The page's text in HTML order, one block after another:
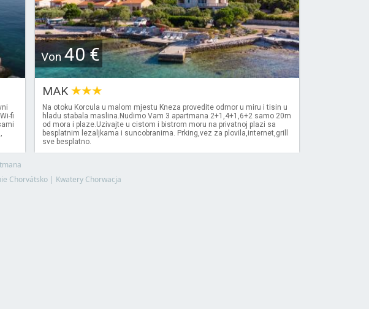
fi
Von 40 €
MAK
Na otoku Korcula u malom mjestu Kneza provedite odmor u miru i tisin u
hladu stabala maslina.Nudimo Vam 3 apartmana 2+1,4+1,6+2 samo 20m
od mora i plaze.Uzivajte u cistom i bistrom moru na privatnoj plazi sa
besplatnim lezaljkama i suncobranima. Prking,vez za plovila,internet,grill
sve besplatno.
Chorvátsko| Kwatery Chorwacja